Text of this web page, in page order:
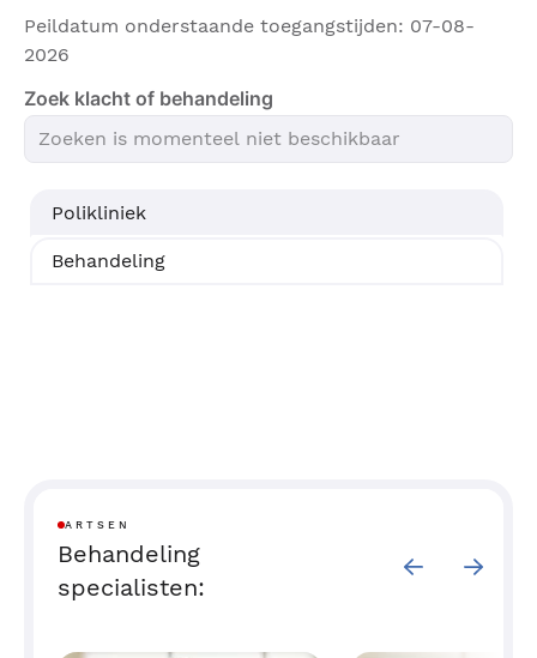
Peildatum onderstaande toegangstijden: 07-08-
2026
Zoek klacht of behandeling
Polikliniek
Behandeling
ARTSEN
Behandeling
specialisten: